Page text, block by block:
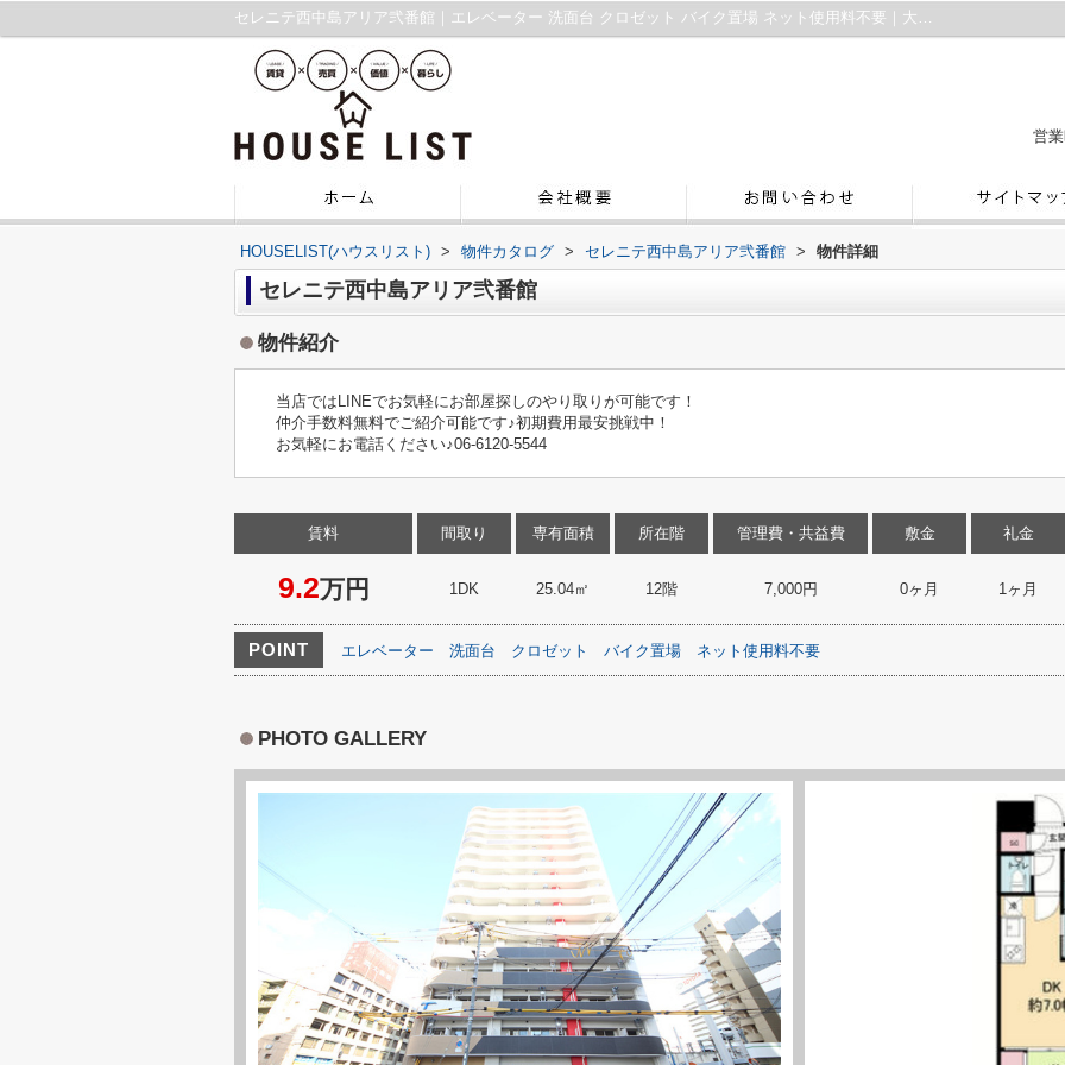
セレニテ西中島アリア弐番館｜エレベーター 洗面台 クロゼット バイク置場 ネット使用料不要｜大阪市内の賃貸マンション｜ハウスリスト
営
HOUSELIST(ハウスリスト) > 物件カタログ > セレニテ西中島アリア弐番館 > 物件詳細
セレニテ西中島アリア弐番館
物件紹介
当店ではLINEでお気軽にお部屋探しのやり取りが可能です！
仲介手数料無料でご紹介可能です♪初期費用最安挑戦中！
お気軽にお電話ください♪06-6120-5544
賃料
9.2万円
間取り
1DK
専有面積
25.04㎡
所在階
12階
管理費・共益費
7,000円
敷金
0ヶ月
礼金
1ヶ月
POINT エレベーター 洗面台 クロゼット バイク置場 ネット使用料不要
PHOTO GALLERY